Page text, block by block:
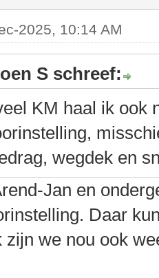
2025, 10:14 AM
S schreef:
KM haal ik ook
wegdek en
Jan en
Daar
zijn we nou ook